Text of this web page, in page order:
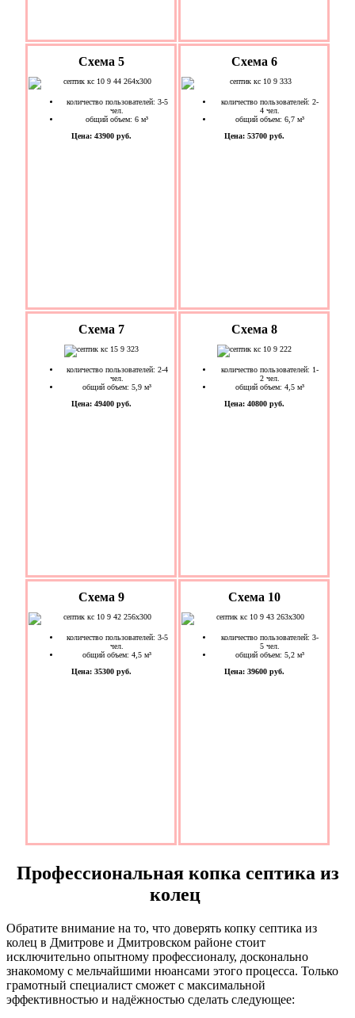
Схема 5
количество пользователей: 3-5
чел.
общий объем: 6 м³
Цена: 43900 руб.
Схема 6
количество пользователей: 2-
4 чел.
общий объем: 6,7 м³
Цена: 53700 руб.
Схема 7
количество пользователей: 2-4
чел.
общий объем: 5,9 м³
Цена: 49400 руб.
Схема 8
количество пользователей: 1-
2 чел.
общий объем: 4,5 м³
Цена: 40800 руб.
Схема 9
количество пользователей: 3-5
чел.
общий объем: 4,5 м³
Цена: 35300 руб.
Схема 10
количество пользователей: 3-
5 чел.
общий объем: 5,2 м³
Цена: 39600 руб.
Профессиональная копка септика из
колец
Обратите внимание на то, что доверять копку септика из
колец в Дмитрове и Дмитровском районе стоит
исключительно опытному профессионалу, досконально
знакомому с мельчайшими нюансами этого процесса. Только
грамотный специалист сможет с максимальной
эффективностью и надёжностью сделать следующее: